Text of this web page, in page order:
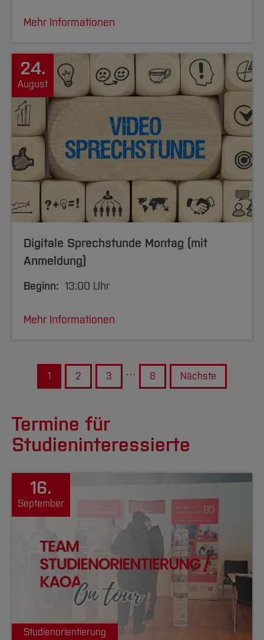
Mehr Informationen
24.
August
Digitale Sprechstunde Montag (mit
Anmeldung)
Beginn: 13:00 Uhr
Mehr Informationen
1 2 3 … 8 Nächste
Termine für
Studieninteressierte
Studienorientierung
16.
September